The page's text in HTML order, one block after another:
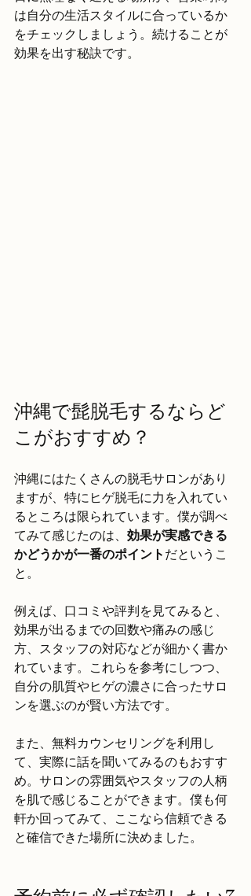
は自分の生活スタイルに合っているか
をチェックしましょう。続けることが
効果を出す秘訣です。
沖縄で髭脱毛するならど
こがおすすめ？
沖縄にはたくさんの脱毛サロンがあり
ますが、特にヒゲ脱毛に力を入れてい
るところは限られています。僕が調べ
てみて感じたのは、 効果が実感できる
かどうかが一番のポイント だというこ
と。
例えば、口コミや評判を見てみると、
効果が出るまでの回数や痛みの感じ
方、スタッフの対応などが細かく書か
れています。これらを参考にしつつ、
自分の肌質やヒゲの濃さに合ったサロ
ンを選ぶのが賢い方法です。
また、無料カウンセリングを利用し
て、実際に話を聞いてみるのもおすす
め。サロンの雰囲気やスタッフの人柄
を肌で感じることができます。僕も何
軒か回ってみて、ここなら信頼できる
と確信できた場所に決めました。